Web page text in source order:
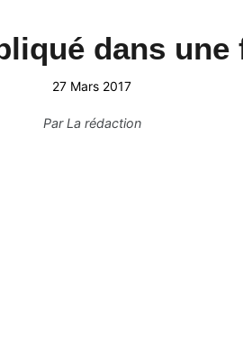
dans une
27 Mars 2017
ParLa rédaction